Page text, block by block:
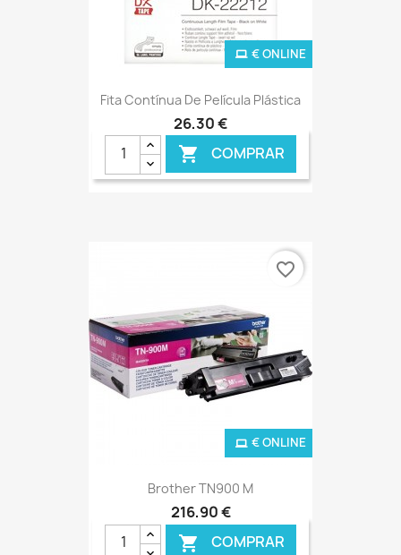
Fita Contínua De Película Plástica
26,30 €
 COMPRAR
€ ONLINE
Brother TN900 M
216,90 €
 COMPRAR
€ ONLINE
favorite_border